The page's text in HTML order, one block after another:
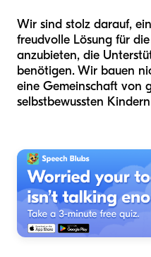
Wir sind stolz darauf,
freudvolle Lösung für
anzubieten, die
benötigen. Wir bauen
eine Gemeinschaft von
selbstbewussten